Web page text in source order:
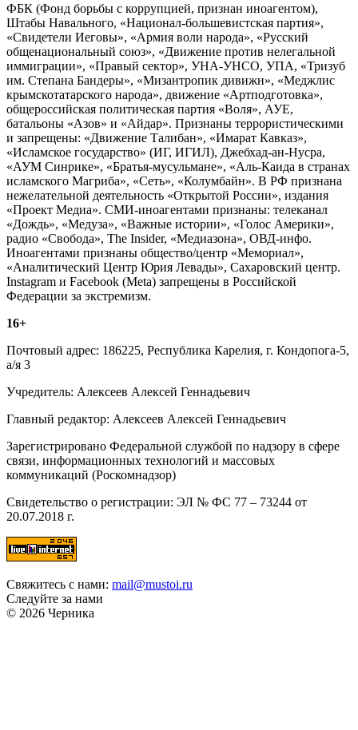
ФБК (Фонд борьбы с коррупцией, признан иноагентом),
Штабы Навального, «Национал-большевистская партия»,
«Свидетели Иеговы», «Армия воли народа», «Русский
общенациональный союз», «Движение против нелегальной
иммиграции», «Правый сектор», УНА-УНСО, УПА, «Тризуб
им. Степана Бандеры», «Мизантропик дивижн», «Меджлис
крымскотатарского народа», движение «Артподготовка»,
общероссийская политическая партия «Воля», АУЕ,
батальоны «Азов» и «Айдар». Признаны террористическими
и запрещены: «Движение Талибан», «Имарат Кавказ»,
«Исламское государство» (ИГ, ИГИЛ), Джебхад-ан-Нусра,
«АУМ Синрике», «Братья-мусульмане», «Аль-Каида в странах
исламского Магриба», «Сеть», «Колумбайн». В РФ признана
нежелательной деятельность «Открытой России», издания
«Проект Медиа». СМИ-иноагентами признаны: телеканал
«Дождь», «Медуза», «Важные истории», «Голос Америки»,
радио «Свобода», The Insider, «Медиазона», ОВД-инфо.
Иноагентами признаны общество/центр «Мемориал»,
«Аналитический Центр Юрия Левады», Сахаровский центр.
Instagram и Facebook (Metа) запрещены в Российской
Федерации за экстремизм.
16+
Почтовый адрес: 186225, Республика Карелия, г. Кондопога-5,
а/я 3
Учредитель: Алексеев Алексей Геннадьевич
Главный редактор: Алексеев Алексей Геннадьевич
Зарегистрировано Федеральной службой по надзору в сфере
связи, информационных технологий и массовых
коммуникаций (Роскомнадзор)
Свидетельство о регистрации: ЭЛ № ФС 77 – 73244 от
20.07.2018 г.
Свяжитесь с нами: mail@mustoi.ru
Следуйте за нами
© 2026 Черника